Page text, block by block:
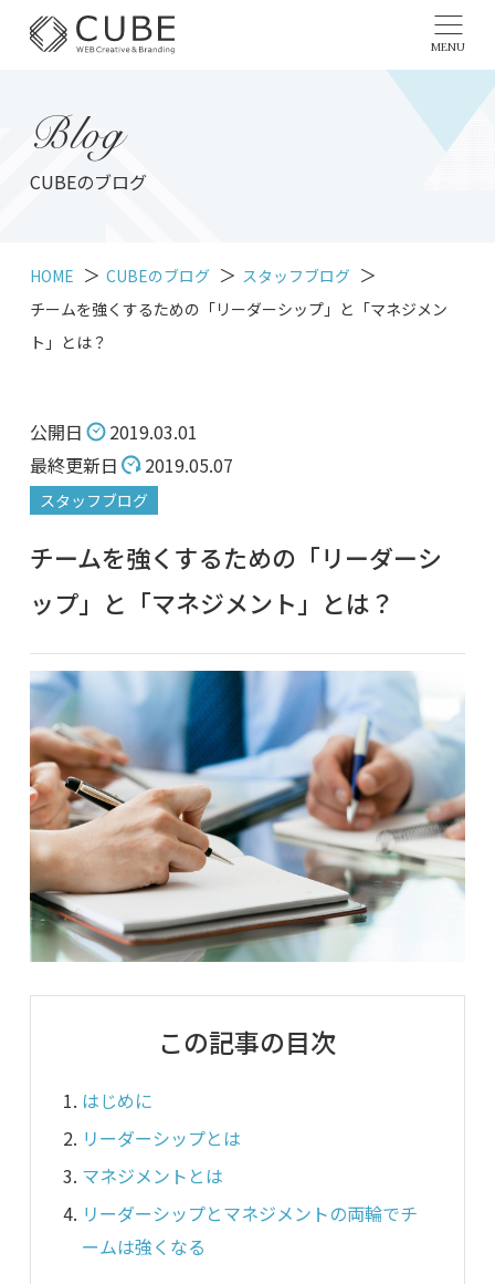
MENU
Blog
CUBEのブログ
HOME CUBEのブログ
スタッフブログ
チームを強くするための「リーダーシップ」と「マネジメン
ト」とは？
公開日
2019.03.01
最終更新日
2019.05.07
スタッフブログ
チームを強くするための「リーダーシ
ップ」と「マネジメント」とは？
この記事の目次
はじめに
リーダーシップとは
マネジメントとは
リーダーシップとマネジメントの両輪でチ
ームは強くなる